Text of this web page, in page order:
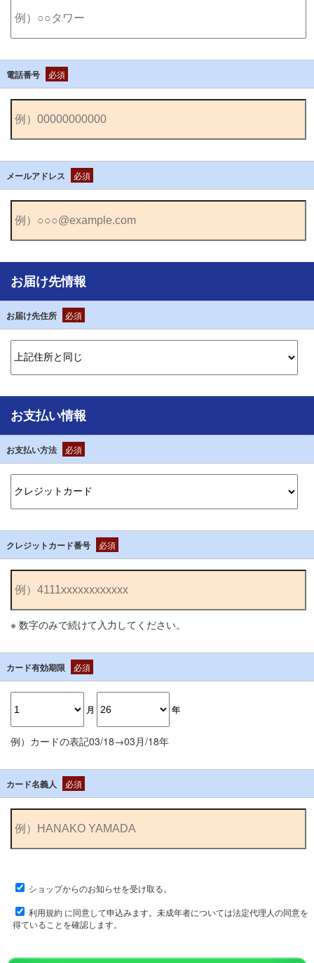
電話番号 必須
メールアドレス 必須
お届け先情報
お届け先住所 必須
お支払い情報
お支払い方法 必須
クレジットカード番号 必須
※ 数字のみで続けて入力してください。
カード有効期限 必須
月 年
例）カードの表記03/18→03月/18年
カード名義人 必須
ショップからのお知らせを受け取る。
利用規約に同意して申込みます。未成年者については法定代理人の同意を
得ていることを確認します。